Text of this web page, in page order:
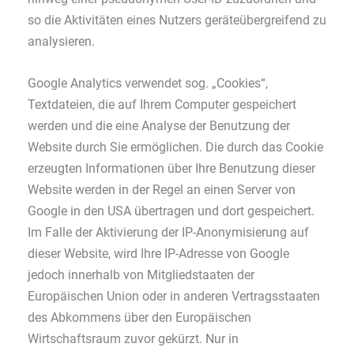
so die Aktivitäten eines Nutzers geräteübergreifend zu
analysieren.
Google Analytics verwendet sog. „Cookies“,
Textdateien, die auf Ihrem Computer gespeichert
werden und die eine Analyse der Benutzung der
Website durch Sie ermöglichen. Die durch das Cookie
erzeugten Informationen über Ihre Benutzung dieser
Website werden in der Regel an einen Server von
Google in den USA übertragen und dort gespeichert.
Im Falle der Aktivierung der IP-Anonymisierung auf
dieser Website, wird Ihre IP-Adresse von Google
jedoch innerhalb von Mitgliedstaaten der
Europäischen Union oder in anderen Vertragsstaaten
des Abkommens über den Europäischen
Wirtschaftsraum zuvor gekürzt. Nur in